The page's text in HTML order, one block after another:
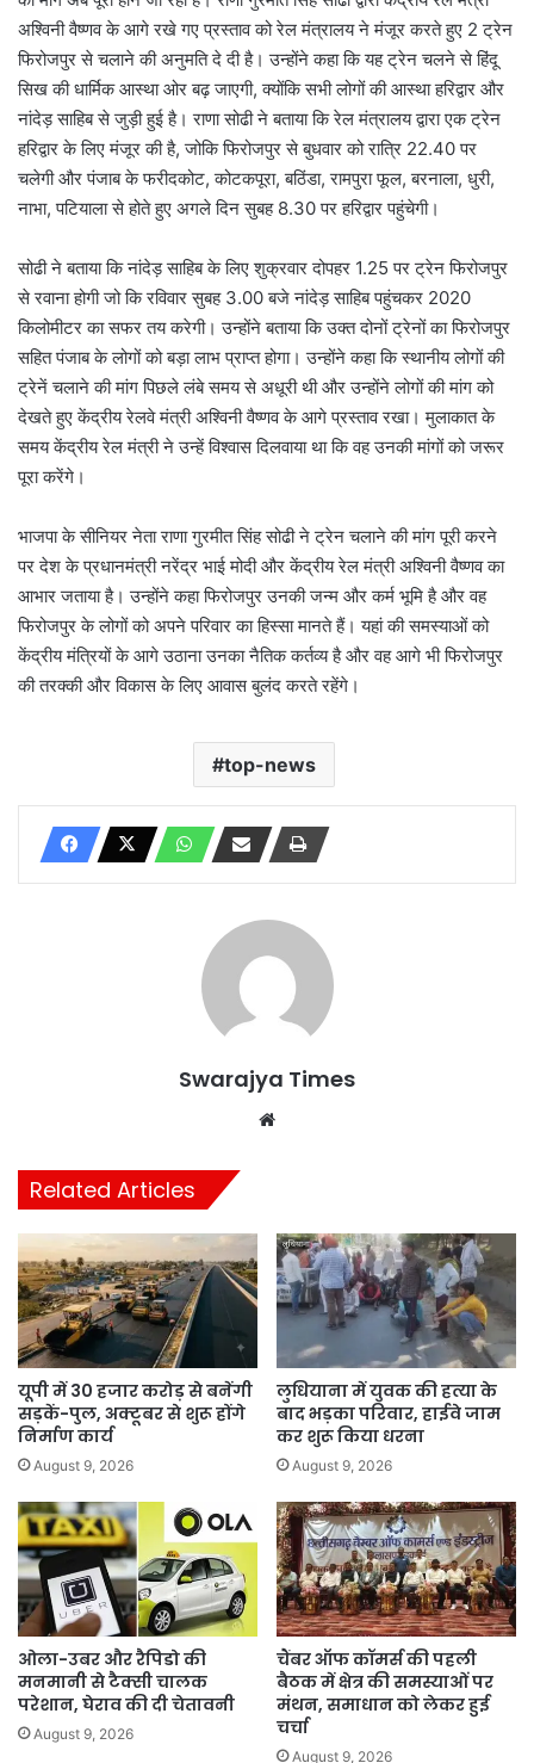
अश्विनी वैष्णव के आगे रखे गए प्रस्ताव को रेल मंत्रालय ने मंजूर करते हुए 2 ट्रेन
फिरोजपुर से चलाने की अनुमति दे दी है। उन्होंने कहा कि यह ट्रेन चलने से हिंदू
सिख की धार्मिक आस्था ओर बढ़ जाएगी, क्योंकि सभी लोगों की आस्था हरिद्वार और
नांदेड़ साहिब से जुड़ी हुई है। राणा सोढी ने बताया कि रेल मंत्रालय द्वारा एक ट्रेन
हरिद्वार के लिए मंजूर की है, जोकि फिरोजपुर से बुधवार को रात्रि 22.40 पर
चलेगी और पंजाब के फरीदकोट, कोटकपूरा, बठिंडा, रामपुरा फूल, बरनाला, धुरी,
नाभा, पटियाला से होते हुए अगले दिन सुबह 8.30 पर हरिद्वार पहुंचेगी।
सोढी ने बताया कि नांदेड़ साहिब के लिए शुक्रवार दोपहर 1.25 पर ट्रेन फिरोजपुर
से रवाना होगी जो कि रविवार सुबह 3.00 बजे नांदेड़ साहिब पहुंचकर 2020
किलोमीटर का सफर तय करेगी। उन्होंने बताया कि उक्त दोनों ट्रेनों का फिरोजपुर
सहित पंजाब के लोगों को बड़ा लाभ प्राप्त होगा। उन्होंने कहा कि स्थानीय लोगों की
ट्रेनें चलाने की मांग पिछले लंबे समय से अधूरी थी और उन्होंने लोगों की मांग को
देखते हुए केंद्रीय रेलवे मंत्री अश्विनी वैष्णव के आगे प्रस्ताव रखा। मुलाकात के
समय केंद्रीय रेल मंत्री ने उन्हें विश्वास दिलवाया था कि वह उनकी मांगों को जरूर
पूरा करेंगे।
भाजपा के सीनियर नेता राणा गुरमीत सिंह सोढी ने ट्रेन चलाने की मांग पूरी करने
पर देश के प्रधानमंत्री नरेंद्र भाई मोदी और केंद्रीय रेल मंत्री अश्विनी वैष्णव का
आभार जताया है। उन्होंने कहा फिरोजपुर उनकी जन्म और कर्म भूमि है और वह
फिरोजपुर के लोगों को अपने परिवार का हिस्सा मानते हैं। यहां की समस्याओं को
केंद्रीय मंत्रियों के आगे उठाना उनका नैतिक कर्तव्य है और वह आगे भी फिरोजपुर
की तरक्की और विकास के लिए आवास बुलंद करते रहेंगे।
top-news
Swarajya Times
Related Articles
यूपी में 30 हजार करोड़ से बनेंगी
सड़कें-पुल, अक्टूबर से शुरू होंगे
निर्माण कार्य
August 9, 2026
लुधियाना में युवक की हत्या के
बाद भड़का परिवार, हाईवे जाम
कर शुरू किया धरना
August 9, 2026
ओला-उबर और रैपिडो की
मनमानी से टैक्सी चालक
परेशान, घेराव की दी चेतावनी
August 9, 2026
चैंबर ऑफ कॉमर्स की पहली
बैठक में क्षेत्र की समस्याओं पर
मंथन, समाधान को लेकर हुई
चर्चा
August 9, 2026